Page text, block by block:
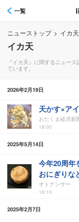
一覧
ニューストップ > イカ天
イカ天
『イカ天』に関するニュー
ています。
2026年2月19日
天かす×ア
おたくま経済新
18:00
2025年5月14日
今年20周年
おにぎりな
オトナンサー
18:10
2025年2月7日